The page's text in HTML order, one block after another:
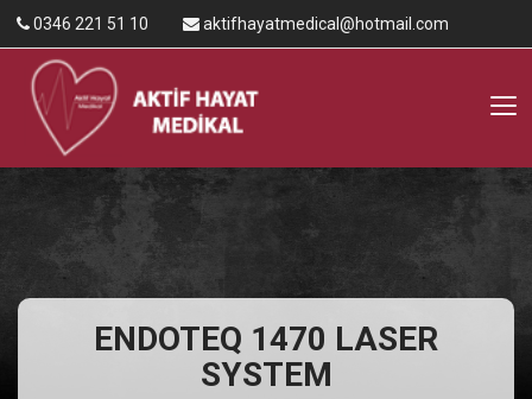
0346 221 51 10 aktifhayatmedical@hotmail.com
ENDOTEQ 1470 LASER
SYSTEM